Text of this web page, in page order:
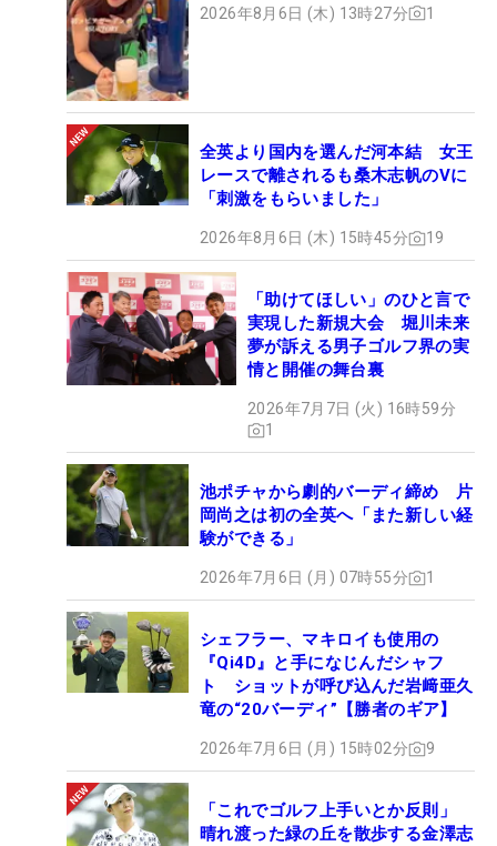
2026年8月6日 (木) 13時27分 1
全英より国内を選んだ河本結 女王
レースで離されるも桑木志帆のVに
「刺激をもらいました」
2026年8月6日 (木) 15時45分 19
「助けてほしい」のひと言で
実現した新規大会 堀川未来
夢が訴える男子ゴルフ界の実
情と開催の舞台裏
2026年7月7日 (火) 16時59分
1
池ポチャから劇的バーディ締め 片
岡尚之は初の全英へ「また新しい経
験ができる」
2026年7月6日 (月) 07時55分 1
シェフラー、マキロイも使用の
『Qi4D』と手になじんだシャフ
ト ショットが呼び込んだ岩﨑亜久
竜の“20バーディ”【勝者のギア】
2026年7月6日 (月) 15時02分 9
「これでゴルフ上手いとか反則」
晴れ渡った緑の丘を散歩する金澤志